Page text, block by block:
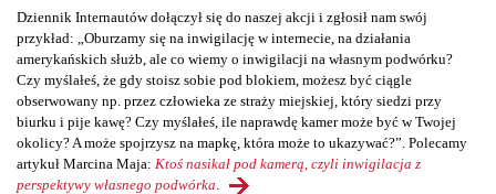
Dziennik Internautów dołączył się do naszej akcji i zgłosił nam swój
przykład: „Oburzamy się na inwigilację w internecie, na działania
amerykańskich służb, ale co wiemy o inwigilacji na własnym podwórku?
Czy myślałeś, że gdy stoisz sobie pod blokiem, możesz być ciągle
obserwowany np. przez człowieka ze straży miejskiej, który siedzi przy
biurku i pije kawę? Czy myślałeś, ile naprawdę kamer może być w Twojej
okolicy? A może spojrzysz na mapkę, która może to ukazywać?”. Polecamy
artykuł Marcina Maja: Ktoś nasikał pod kamerą, czyli inwigilacja z
perspektywy własnego podwórka